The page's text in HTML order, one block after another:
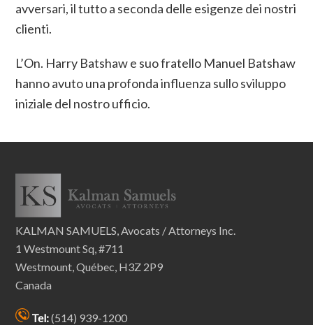
avversari, il tutto a seconda delle esigenze dei nostri
clienti.
L’On. Harry Batshaw e suo fratello Manuel Batshaw
hanno avuto una profonda influenza sullo sviluppo
iniziale del nostro ufficio.
KALMAN SAMUELS, Avocats / Attorneys Inc.
1 Westmount Sq, #711
Westmount, Québec, H3Z 2P9
Canada
Tel:(514) 939-1200